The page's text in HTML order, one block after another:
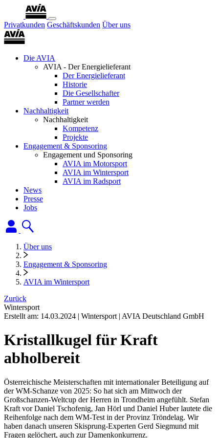
Privatkunden Geschäftskunden Über uns
Die AVIA
AVIA - Der Energielieferant
Der Energielieferant
Historie
Die Gesellschafter
Partner werden
Nachhaltigkeit
Nachhaltigkeit
Kompetenz
Projekte
Engagement & Sponsoring
Engagement und Sponsoring
AVIA im Motorsport
AVIA im Wintersport
AVIA im Radsport
News
Presse
Jobs
Über uns
Engagement & Sponsoring
AVIA im Wintersport
Zurück
Wintersport
Erstellt am: 14.03.2024 | Wintersport | AVIA Deutschland GmbH
Kristallkugel für Kraft
abholbereit
Österreichische Meisterschaften mit internationaler Beteiligung auf
der WM-Schanze von 2025: So hat sich am Mittwoch der
Großschanzen-Weltcup der Herren in Trondheim angefühlt. Stefan
Kraft vor Daniel Tschofenig, Jan Hörl und Daniel Huber lautete die
Reihenfolge nach dem WM-Test in der Provinz Tröndelag. Wir
haben danach unseren Skisprung-Experten Gerd Siegmund mit
Fragen gelöchert, auch zur Damenkonkurrenz.